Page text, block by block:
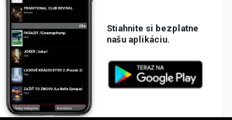
Stiahnite si bezplatne
našu aplikáciu.